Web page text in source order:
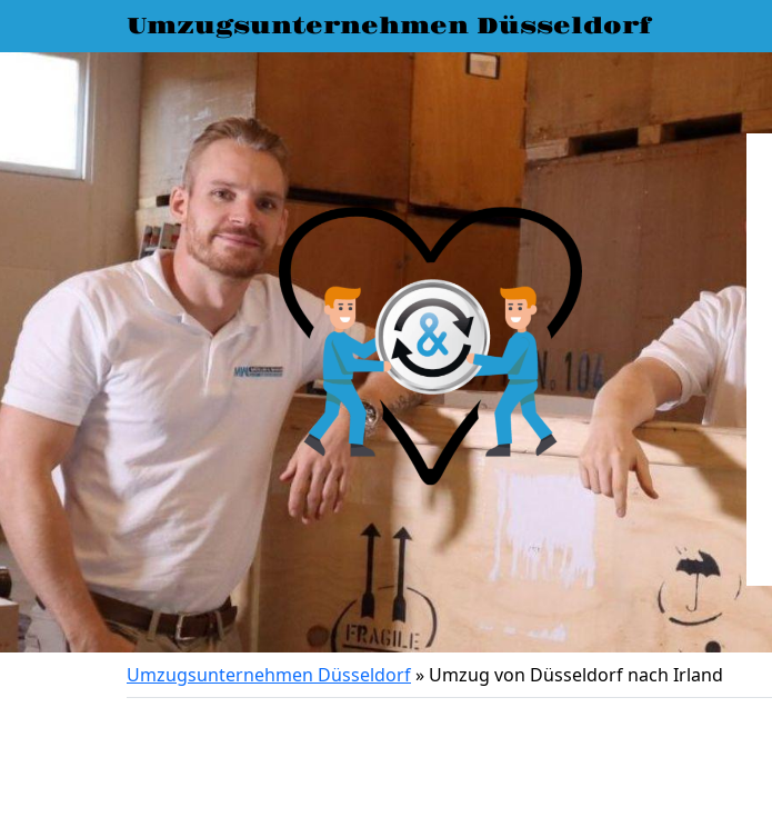
Umzugsunternehmen Düsseldorf
Umzugsunternehmen Düsseldorf» Umzug von Düsseldorf nach Irland